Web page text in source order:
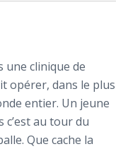
une clinique de
opérer, dans le plus
entier. Un jeune
au tour du
Que cache la